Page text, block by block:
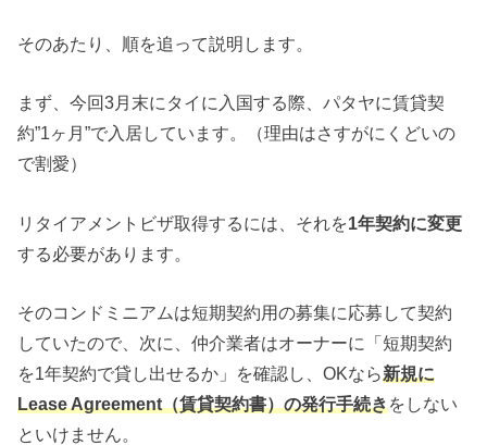
そのあたり、順を追って説明します。
まず、今回3月末にタイに入国する際、パタヤに賃貸契
約”1ヶ月”で入居しています。（理由はさすがにくどいの
で割愛）
リタイアメントビザ取得するには、それを1年契約に変更
する必要があります。
そのコンドミニアムは短期契約用の募集に応募して契約
していたので、次に、仲介業者はオーナーに「短期契約
を1年契約で貸し出せるか」を確認し、OKなら新規に
Lease Agreement（賃貸契約書）の発行手続きをしない
といけません。